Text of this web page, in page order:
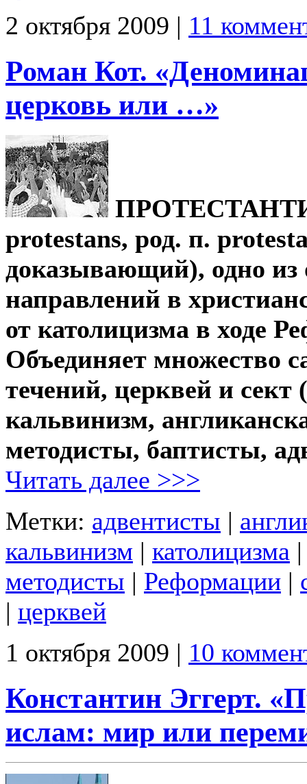
2 октября 2009 | 11
Роман Кот.
церковь или …»
protestans, род. п.
доказывающий), одно из
направлений в
от католицизма в ходе
Объединяет множество
течений, церквей и сект
кальвинизм,
методисты, баптисты,
Читать далее >>>
Метки: адвентисты |
кальвинизм | католицизма
методисты | Реформации |
| церквей
1 октября 2009 | 10
Константин Эггерт.
ислам: мир или